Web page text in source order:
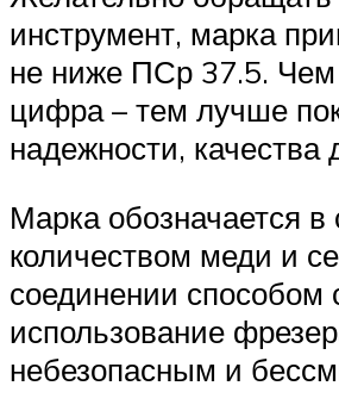
инструмент, марка
не ниже ПСр 37.5.
цифра – тем лучше
надежности, качества
Марка обозначается в
количеством меди и
соединении способом
использование
небезопасным и